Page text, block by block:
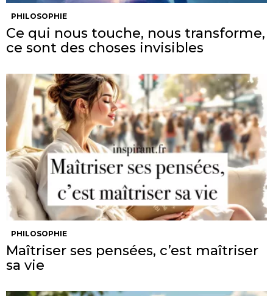
PHILOSOPHIE
Ce qui nous touche, nous transforme,
ce sont des choses invisibles
PHILOSOPHIE
Maîtriser ses pensées, c’est maîtriser
sa vie